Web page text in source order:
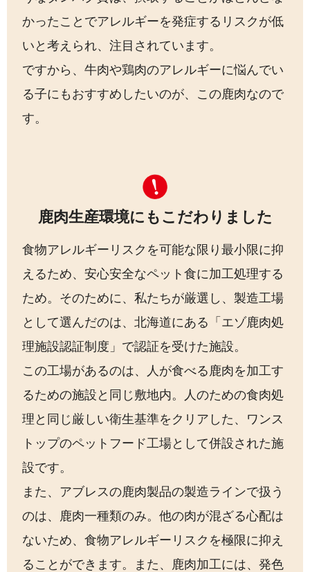
かったことでアレルギーを発症するリスクが低
いと考えられ、注目されています。
ですから、牛肉や鶏肉のアレルギーに悩んでい
る子にもおすすめしたいのが、この鹿肉なので
す。
鹿肉生産環境にもこだわりました
食物アレルギーリスクを可能な限り最小限に抑
えるため、安心安全なペット食に加工処理する
ため。そのために、私たちが厳選し、製造工場
として選んだのは、北海道にある「エゾ鹿肉処
理施設認証制度」で認証を受けた施設。
この工場があるのは、人が食べる鹿肉を加工す
るための施設と同じ敷地内。人のための食肉処
理と同じ厳しい衛生基準をクリアした、ワンス
トップのペットフード工場として併設された施
設です。
また、アブレスの鹿肉製品の製造ラインで扱う
のは、鹿肉一種類のみ。他の肉が混ざる心配は
ないため、食物アレルギーリスクを極限に抑え
ることができます。また、鹿肉加工には、発色